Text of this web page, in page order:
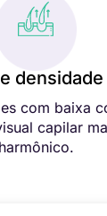
com baixa
capilar
harmônico.